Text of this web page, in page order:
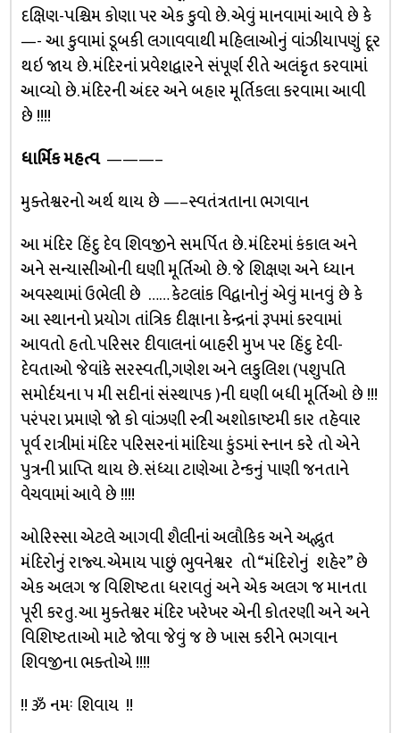
દક્ષિણ-પશ્ચિમ કોણા પર એક કુવો છે. એવું માનવામાં આવે છે કે
—- આ કુવામાં ડૂબકી લગાવવાથી મહિલાઓનું વાંઝીયાપણું દૂર
થઇ જાય છે. મંદિરનાં પ્રવેશદ્વારને સંપૂર્ણ રીતે અલંકૃત કરવામાં
આવ્યો છે. મંદિરની અંદર અને બહાર મૂર્તિકલા કરવામા આવી
છે !!!!
ધાર્મિક મહત્વ———–
મુક્તેશ્વરનો અર્થ થાય છે —–સ્વતંત્રતાના ભગવાન
આ મંદિર હિંદુ દેવ શિવજીને સમર્પિત છે. મંદિરમાં કંકાલ અને
અને સન્યાસીઓની ઘણી મૂર્તિઓ છે. જે શિક્ષણ અને ધ્યાન
અવસ્થામાં ઉભેલી છે …… કેટલાંક વિદ્વાનોનું એવું માનવું છે કે
આ સ્થાનનો પ્રયોગ તાંત્રિક દીક્ષાના કેન્દ્રનાં રૂપમાં કરવામાં
આવતો હતો. પરિસર દીવાલનાં બાહરી મુખ પર હિંદુ દેવી-
દેવતાઓ જેવાંકે સરસ્વતી,ગણેશ અને લકુલિશ (પશુપતિ
સમોર્દયના ૫ મી સદીનાં સંસ્થાપક )ની ઘણી બધી મૂર્તિઓ છે !!!
પરંપરા પ્રમાણે જો કો વાંઝણી સ્ત્રી અશોકાષ્ટમી કાર તહેવાર
પૂર્વ રાત્રીમાં મંદિર પરિસરનાં માંદિચા કુંડમાં સ્નાન કરે તો એને
પુત્રની પ્રાપ્તિ થાય છે. સંધ્યા ટાણેઆ ટેન્કનું પાણી જનતાને
વેચવામાં આવે છે !!!!
ઓરિસ્સા એટલે આગવી શૈલીનાં અલૌકિક અને અદ્ભુત
મંદિરોનું રાજ્ય. એમાય પાછું ભુવનેશ્વર તો “મંદિરોનું શહેર” છે
એક અલગ જ વિશિષ્ટતા ધરાવતું અને એક અલગ જ માનતા
પૂરી કરતુ. આ મુક્તેશ્વર મંદિર ખરેખર એની કોતરણી અને અને
વિશિષ્ટતાઓ માટે જોવા જેવું જ છે ખાસ કરીને ભગવાન
શિવજીના ભક્તોએ !!!!
!! ૐ નમઃ શિવાય !!